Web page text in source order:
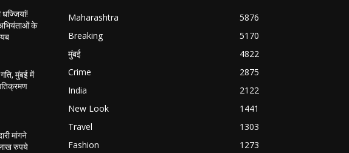
अभियंताओं के
मुंबई में
मांगने
लाख रुपये
Maharashtra
5876
Breaking
5170
मुंबई
4822
Crime
2875
India
2122
New Look
1441
Travel
1303
Fashion
1273